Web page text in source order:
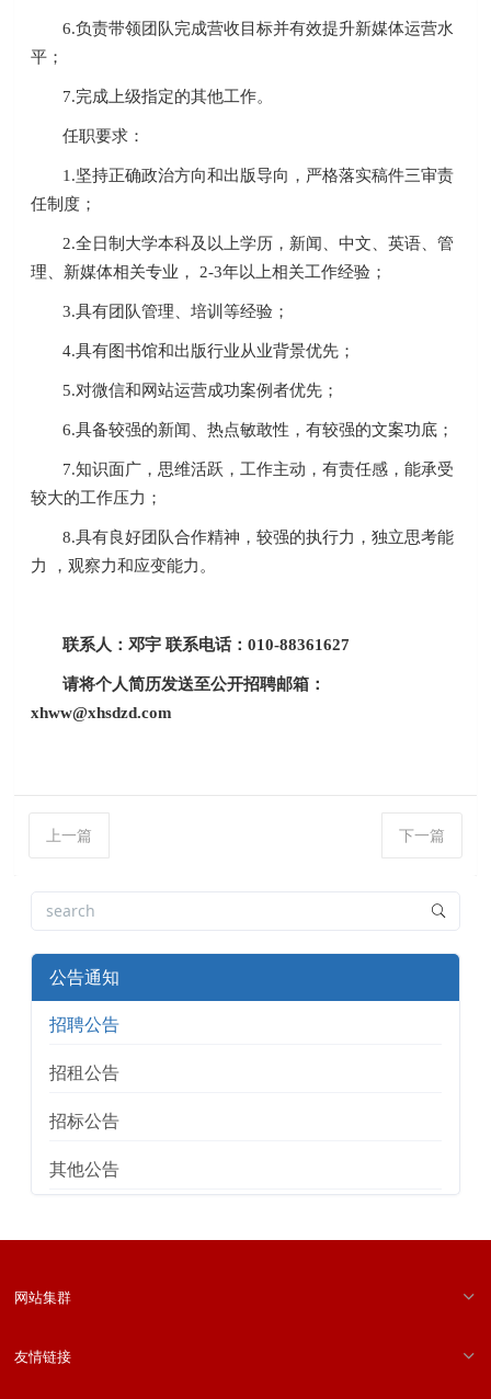
6.负责带领团队完成营收目标并有效提升新媒体运营水
平；
7.完成上级指定的其他工作。
任职要求：
1.坚持正确政治方向和出版导向，严格落实稿件三审责
任制度；
2.全日制大学本科及以上学历，新闻、中文、英语、管
理、新媒体相关专业， 2-3年以上相关工作经验；
3.具有团队管理、培训等经验；
4.具有图书馆和出版行业从业背景优先；
5.对微信和网站运营成功案例者优先；
6.具备较强的新闻、热点敏敢性，有较强的文案功底；
7.知识面广，思维活跃，工作主动，有责任感，能承受
较大的工作压力；
8.具有良好团队合作精神，较强的执行力，独立思考能
力 ，观察力和应变能力。
联系人：邓宇 联系电话：010-88361627
请将个人简历发送至公开招聘邮箱：
xhww@xhsdzd.com
上一篇 下一篇
公告通知
招聘公告
招租公告
招标公告
其他公告
网站集群
友情链接